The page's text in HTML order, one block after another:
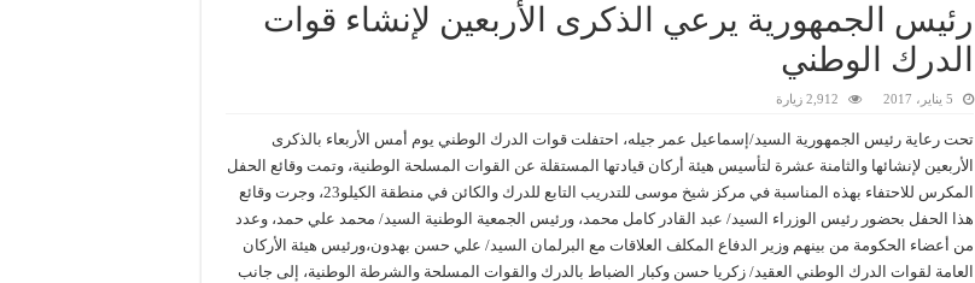
رئيس الجمهورية يرعي الذكرى الأربعين لإنشاء قوات
الدرك الوطني
5 يناير، 2017 2,912 زيارة
تحت رعاية رئيس الجمهورية السيد/إسماعيل عمر جيله، احتفلت قوات الدرك الوطني يوم أمس الأربعاء بالذكرى
الأربعين لإنشائها والثامنة عشرة لتأسيس هيئة أركان قيادتها المستقلة عن القوات المسلحة الوطنية، وتمت وقائع الحفل
المكرس للاحتفاء بهذه المناسبة في مركز شيخ موسى للتدريب التابع للدرك والكائن في منطقة الكيلو23، وجرت وقائع
هذا الحفل بحضور رئيس الوزراء السيد/ عبد القادر كامل محمد، ورئيس الجمعية الوطنية السيد/ محمد علي حمد، وعدد
من أعضاء الحكومة من بينهم وزير الدفاع المكلف العلاقات مع البرلمان السيد/ علي حسن بهدون،ورئيس هيئة الأركان
العامة لقوات الدرك الوطني العقيد/ زكريا حسن وكبار الضباط بالدرك والقوات المسلحة والشرطة الوطنية، إلى جانب